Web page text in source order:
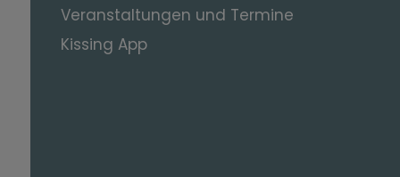
Veranstaltungen und Termine
Kissing App